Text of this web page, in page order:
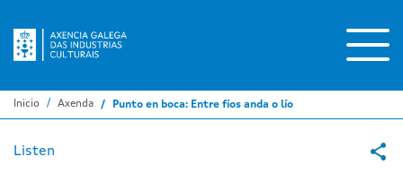
Inicio Axenda Punto en boca: Entre fíos anda o lío
Listen